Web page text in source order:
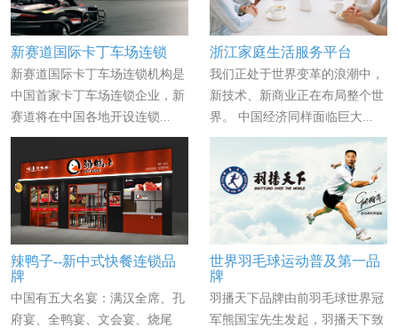
新赛道国际卡丁车场连锁
新赛道国际卡丁车场连锁机构是
中国首家卡丁车场连锁企业，新
赛道将在中国各地开设连锁...
浙江家庭生活服务平台
我们正处于世界变革的浪潮中，
新技术、新商业正在布局整个世
界。 中国经济同样面临巨大...
辣鸭子--新中式快餐连锁品
牌
中国有五大名宴：满汉全席、孔
府宴、全鸭宴、文会宴、烧尾
世界羽毛球运动普及第一品
牌
羽播天下品牌由前羽毛球世界冠
军熊国宝先生发起，羽播天下致